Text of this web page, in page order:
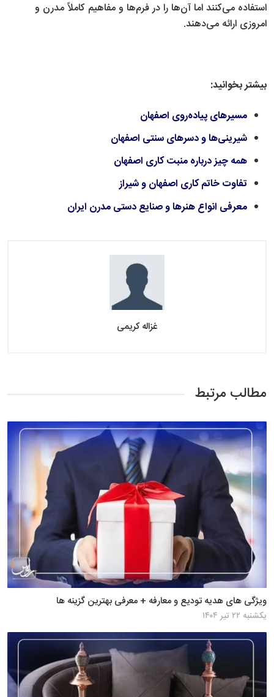
استفاده می‌کنند اما آن‌ها را در فرم‌ها و مفاهیم کاملاً مدرن و
امروزی ارائه می‌دهند.
بیشتر بخوانید:
مسیرهای پیاده‌روی اصفهان
شیرینی‌ها و دسرهای سنتی اصفهان
همه چیز درباره منبت کاری اصفهان
تفاوت خاتم کاری اصفهان و شیراز
​​​​​​​معرفی انواع هنرها و صنایع دستی مدرن ایران
غزاله کریمی
مطالب مرتبط
ویژگی های هدیه تودیع و معارفه + معرفی بهترین گزینه ها
یکشنبه ۲۲ تیر ۱۴۰۴